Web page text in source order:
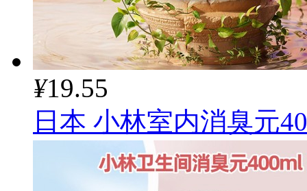
¥19.55
日本 小林室内消臭元